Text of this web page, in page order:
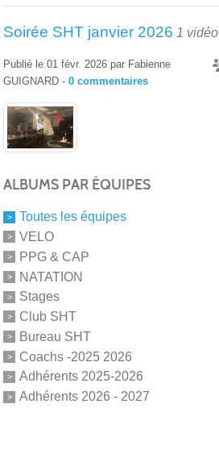
Soirée SHT janvier 2026 1 vidéo
Publié le 01 févr. 2026 par Fabienne
GUIGNARD - 0 commentaires
ALBUMS PAR ÉQUIPES
Toutes les équipes
VELO
PPG & CAP
NATATION
Stages
Club SHT
Bureau SHT
Coachs -2025 2026
Adhérents 2025-2026
Adhérents 2026 - 2027